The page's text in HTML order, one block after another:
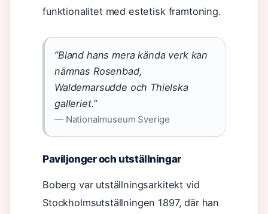
funktionalitet med estetisk framtoning.
”Bland hans mera kända verk kan
nämnas Rosenbad,
Waldemarsudde och Thielska
galleriet.”
— Nationalmuseum Sverige
Paviljonger och utställningar
Boberg var utställningsarkitekt vid
Stockholmsutställningen 1897, där han